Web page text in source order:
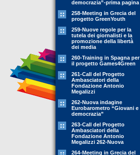
democrazia”-prima pagina
258-Meeting in Grecia del
progetto GreenYouth
259-Nuove regole per la
tutela dei giornalisti e la
promozione della libertà
dei media
260-Training in Spagna per
il progetto Games4Green
261-Call del Progetto
Ambasciatori della
Fondazione Antonio
Megalizzi
262-Nuova indagine
Eurobarometro “Giovani e
democrazia”
263-Call del Progetto
Ambasciatori della
Fondazione Antonio
Megalizzi 262-Nuova
264-Meeting in Grecia del